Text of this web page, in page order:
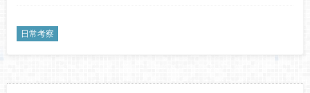
日常考察